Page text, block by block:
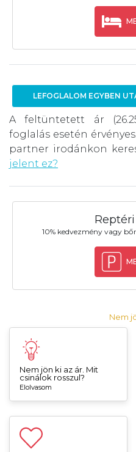
LEFOGLALOM EGYBEN
A feltüntetett ár
foglalás esetén
partner irodánkon
jelent ez?
10% kedvezmény vagy
Nem
Nem jön ki az ár. Mit
csinálok rosszul?
Elolvasom